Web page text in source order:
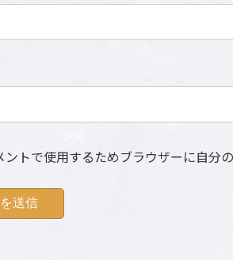
ントで使用するためブラウザーに自分